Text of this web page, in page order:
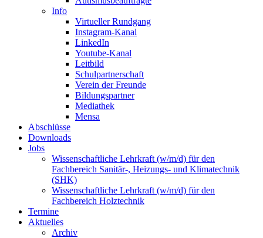
Info
Virtueller Rundgang
Instagram-Kanal
LinkedIn
Youtube-Kanal
Leitbild
Schulpartnerschaft
Verein der Freunde
Bildungspartner
Mediathek
Mensa
Abschlüsse
Downloads
Jobs
Wissenschaftliche Lehrkraft (w/m/d) für den
Fachbereich Sanitär-, Heizungs- und Klimatechnik
(SHK)
Wissenschaftliche Lehrkraft (w/m/d) für den
Fachbereich Holztechnik
Termine
Aktuelles
Archiv